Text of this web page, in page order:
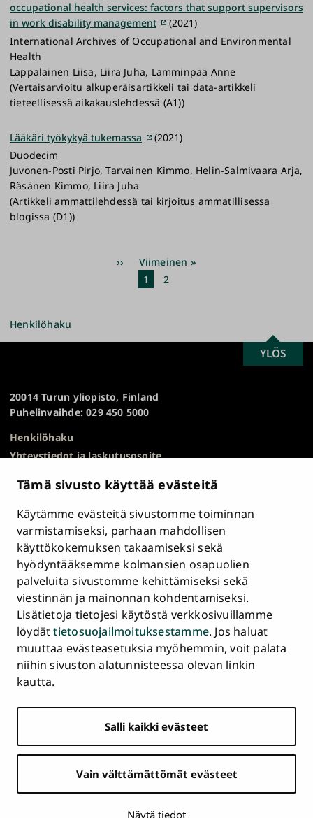
Tämä sivusto käyttää evästeitä
Käytämme evästeitä sivustomme toiminnan
varmistamiseksi, parhaan mahdollisen
käyttökokemuksen takaamiseksi sekä
hyödyntääksemme kolmansien osapuolien
palveluita sivustomme kehittämiseksi sekä
viestinnän ja mainonnan kohdentamiseksi.
Lisätietoja tietojesi käytöstä verkkosivuillamme
löydättietosuojailmoituksestamme. Jos haluat
muuttaa evästeasetuksia myöhemmin, voit palata
niihin sivuston alatunnisteessa olevan linkin
kautta.
Salli kaikki evästeet
Vain välttämättömät evästeet
Näytä tiedot
occupational health services: factors that support supervisors
in work disability management
(2021)
International Archives of Occupational and Environmental
Health
Lappalainen Liisa, Liira Juha, Lamminpää Anne
(Vertaisarvioitu alkuperäisartikkeli tai data-artikkeli
tieteellisessä aikakauslehdessä (A1))
Lääkäri työkykyä tukemassa
(2021)
Duodecim
Juvonen-Posti Pirjo, Tarvainen Kimmo, Helin-Salmivaara Arja,
Räsänen Kimmo, Liira Juha
(Artikkeli ammattilehdessä tai kirjoitus ammatillisessa
blogissa (D1))
Seuraava
››
Viimeinen
sivu
Viimeinen »
Nykyinen
1 Sivu
2
Henkilöhaku
20014 Turun yliopisto, Finland
Puhelinvaihde: 029 450 5000
Henkilöhaku
Yhteystiedot ja laskutusosoite
HR Excellence in Research
Tietosuojailmoitus
Asiakirjajulkisuuskuvaus ja tietopyynnöt
Väärinkäytösepäilyt
Saavutettavuusseloste
Palaute
Intranet ja sähköiset työkalut
Evästeasetukset
Päävalikko
alatunnisteessa
ETUSIVU
YHTEISTYÖ
Turun
yliopisto
Turun
yliopisto
TurunTurunTurunTurun
SCROLL
TO
YLÖS